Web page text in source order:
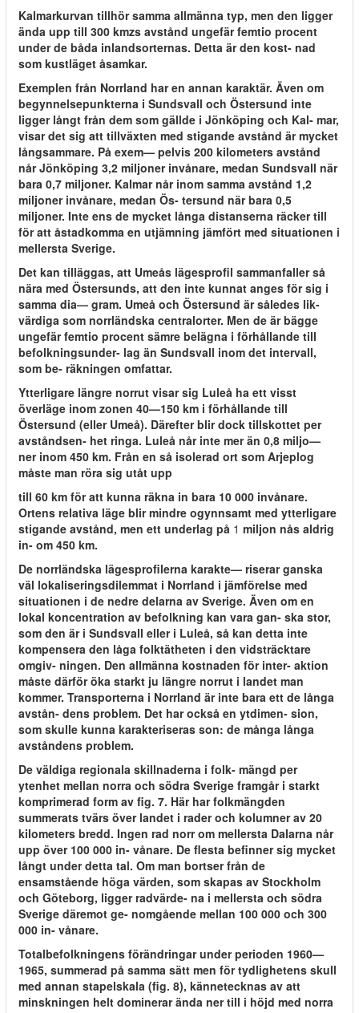
Kalmarkurvan tillhör samma allmänna typ, men den ligger
ända upp till 300 kmzs avstånd ungefär femtio procent
under de båda inlandsorternas. Detta är den kost- nad
som kustläget åsamkar.
Exemplen från Norrland har en annan karaktär. Även om
begynnelsepunkterna i Sundsvall och Östersund inte
ligger långt från dem som gällde i Jönköping och Kal- mar,
visar det sig att tillväxten med stigande avstånd är mycket
långsammare. På exem— pelvis 200 kilometers avstånd
når Jönköping 3,2 miljoner invånare, medan Sundsvall när
bara 0,7 miljoner. Kalmar når inom samma avstånd 1,2
miljoner invånare, medan Ös- tersund när bara 0,5
miljoner. Inte ens de mycket långa distanserna räcker till
för att åstadkomma en utjämning jämfört med situationen i
mellersta Sverige.
Det kan tilläggas, att Umeås lägesprofil sammanfaller så
nära med Östersunds, att den inte kunnat anges för sig i
samma dia— gram. Umeå och Östersund är således lik-
värdiga som norrländska centralorter. Men de är bägge
ungefär femtio procent sämre belägna i förhållande till
befolkningsunder- lag än Sundsvall inom det intervall,
som be- räkningen omfattar.
Ytterligare längre norrut visar sig Luleå ha ett visst
överläge inom zonen 40—150 km i förhållande till
Östersund (eller Umeå). Därefter blir dock tillskottet per
avståndsen- het ringa. Luleå når inte mer än 0,8 miljo—
ner inom 450 km. Från en så isolerad ort som Arjeplog
måste man röra sig utåt upp
till 60 km för att kunna räkna in bara 10 000 invånare.
Ortens relativa läge blir mindre ogynnsamt med ytterligare
stigande avstånd, men ett underlag på 1 miljon nås aldrig
in- om 450 km.
De norrländska lägesprofilerna karakte— riserar ganska
väl lokaliseringsdilemmat i Norrland i jämförelse med
situationen i de nedre delarna av Sverige. Även om en
lokal koncentration av befolkning kan vara gan- ska stor,
som den är i Sundsvall eller i Luleå, så kan detta inte
kompensera den låga folktätheten i den vidsträcktare
omgiv- ningen. Den allmänna kostnaden för inter- aktion
måste därför öka starkt ju längre norrut i landet man
kommer. Transporterna i Norrland är inte bara ett de långa
avstån- dens problem. Det har också en ytdimen- sion,
som skulle kunna karakteriseras son: de många långa
avståndens problem.
De väldiga regionala skillnaderna i folk- mängd per
ytenhet mellan norra och södra Sverige framgår i starkt
komprimerad form av fig. 7. Här har folkmängden
summerats tvärs över landet i rader och kolumner av 20
kilometers bredd. Ingen rad norr om mellersta Dalarna når
upp över 100 000 in- vånare. De flesta befinner sig mycket
långt under detta tal. Om man bortser från de
ensamstående höga värden, som skapas av Stockholm
och Göteborg, ligger radvärde- na i mellersta och södra
Sverige däremot ge- nomgående mellan 100 000 och 300
000 in- vånare.
Totalbefolkningens förändringar under perioden 1960—
1965, summerad på samma sätt men för tydlighetens skull
med annan stapelskala (fig. 8), kännetecknas av att
minskningen helt dominerar ända ner till i höjd med norra